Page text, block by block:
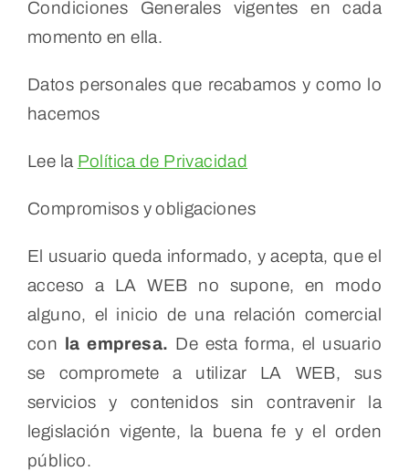
Condiciones Generales vigentes en cada
momento en ella.
Datos personales que recabamos y como lo
hacemos
Lee la Política de Privacidad
Compromisos y obligaciones
El usuario queda informado, y acepta, que el
acceso a LA WEB no supone, en modo
alguno, el inicio de una relación comercial
con la empresa. De esta forma, el usuario
se compromete a utilizar LA WEB, sus
servicios y contenidos sin contravenir la
legislación vigente, la buena fe y el orden
público.